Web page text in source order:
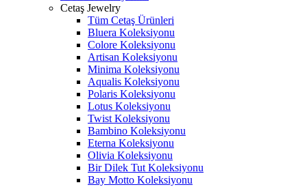
Cetaş Jewelry
Tüm Cetaş Ürünleri
Bluera Koleksiyonu
Colore Koleksiyonu
Artisan Koleksiyonu
Minima Koleksiyonu
Aqualis Koleksiyonu
Polaris Koleksiyonu
Lotus Koleksiyonu
Twist Koleksiyonu
Bambino Koleksiyonu
Eterna Koleksiyonu
Olivia Koleksiyonu
Bir Dilek Tut Koleksiyonu
Bay Motto Koleksiyonu